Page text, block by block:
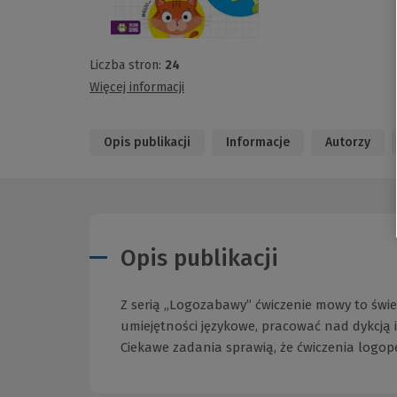
Liczba stron: 24
Więcej informacji
Opis publikacji Informacje Autorzy
Opis publikacji
Z serią „Logozabawy” ćwiczenie mowy to
umiejętności językowe, pracować nad
Ciekawe zadania sprawią, że ćwiczenia